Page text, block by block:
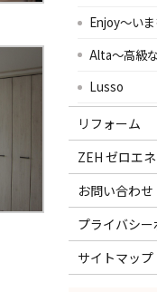
Enjoy～い
Alta～高級
Lusso
リフォーム
ZEH ゼロエ
お問い合わせ
プライバシ
サイトマップ